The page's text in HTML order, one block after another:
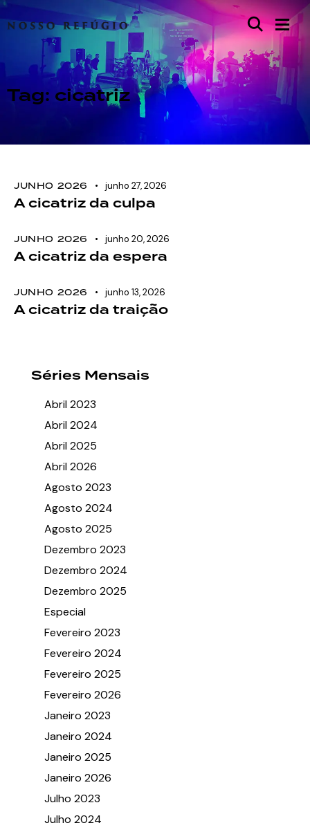
Tag: cicatriz
JUNHO 2026 junho 27, 2026
A cicatriz da culpa
JUNHO 2026 junho 20, 2026
A cicatriz da espera
JUNHO 2026 junho 13, 2026
A cicatriz da traição
Séries Mensais
Abril 2023
Abril 2024
Abril 2025
Abril 2026
Agosto 2023
Agosto 2024
Agosto 2025
Dezembro 2023
Dezembro 2024
Dezembro 2025
Especial
Fevereiro 2023
Fevereiro 2024
Fevereiro 2025
Fevereiro 2026
Janeiro 2023
Janeiro 2024
Janeiro 2025
Janeiro 2026
Julho 2023
Julho 2024